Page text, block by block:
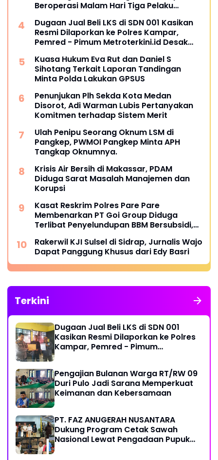
Beroperasi Malam Hari Tiga Pelaku
Dugaan Jual Beli LKS di SDN 001 Kasikan
Resmi Dilaporkan ke Polres Kampar,
Pemred - Pimum Metroterkini.id Desak
Kuasa Hukum Eva Rut dan Daniel S
Sihotang Terkait Laporan Tandingan
Minta Polda Lakukan GPSUS
Penunjukan Plh Sekda Kota Medan
Disorot, Adi Warman Lubis Pertanyakan
Komitmen terhadap Sistem Merit
Ulah Penipu Seorang Oknum LSM di
Pangkep, PWMOI Pangkep Minta APH
Tangkap Oknumnya.
Krisis Air Bersih di Makassar, PDAM
Diduga Sarat Masalah Manajemen dan
Korupsi
Kasat Reskrim Polres Pare Pare
Membenarkan PT Goi Group Diduga
Terlibat Penyelundupan BBM Bersubsidi,
pare
Rakerwil KJI Sulsel di Sidrap, Jurnalis Wajo
Dapat Panggung Khusus dari Edy Basri
Terkini
Dugaan Jual Beli LKS di SDN 001
Kasikan Resmi Dilaporkan ke Polres
Kampar, Pemred - Pimum
Pengajian Bulanan Warga RT/RW 09
Duri Pulo Jadi Sarana Memperkuat
Keimanan dan Kebersamaan
PT. FAZ ANUGERAH NUSANTARA
Dukung Program Cetak Sawah
Nasional Lewat Pengadaan Pupuk